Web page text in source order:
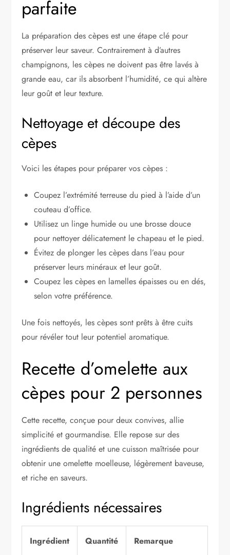
parfaite
La préparation des cèpes est une étape clé pour
préserver leur saveur. Contrairement à d’autres
champignons, les cèpes ne doivent pas être lavés à
grande eau, car ils absorbent l’humidité, ce qui altère
leur goût et leur texture.
Nettoyage et découpe des
cèpes
Voici les étapes pour préparer vos cèpes :
Coupez l’extrémité terreuse du pied à l’aide d’un
couteau d’office.
Utilisez un linge humide ou une brosse douce
pour nettoyer délicatement le chapeau et le pied.
Évitez de plonger les cèpes dans l’eau pour
préserver leurs minéraux et leur goût.
Coupez les cèpes en lamelles épaisses ou en dés,
selon votre préférence.
Une fois nettoyés, les cèpes sont prêts à être cuits
pour révéler tout leur potentiel aromatique.
Recette d’omelette aux
cèpes pour 2 personnes
Cette recette, conçue pour deux convives, allie
simplicité et gourmandise. Elle repose sur des
ingrédients de qualité et une cuisson maîtrisée pour
obtenir une omelette moelleuse, légèrement baveuse,
et riche en saveurs.
Ingrédients nécessaires
Ingrédient Quantité Remarque